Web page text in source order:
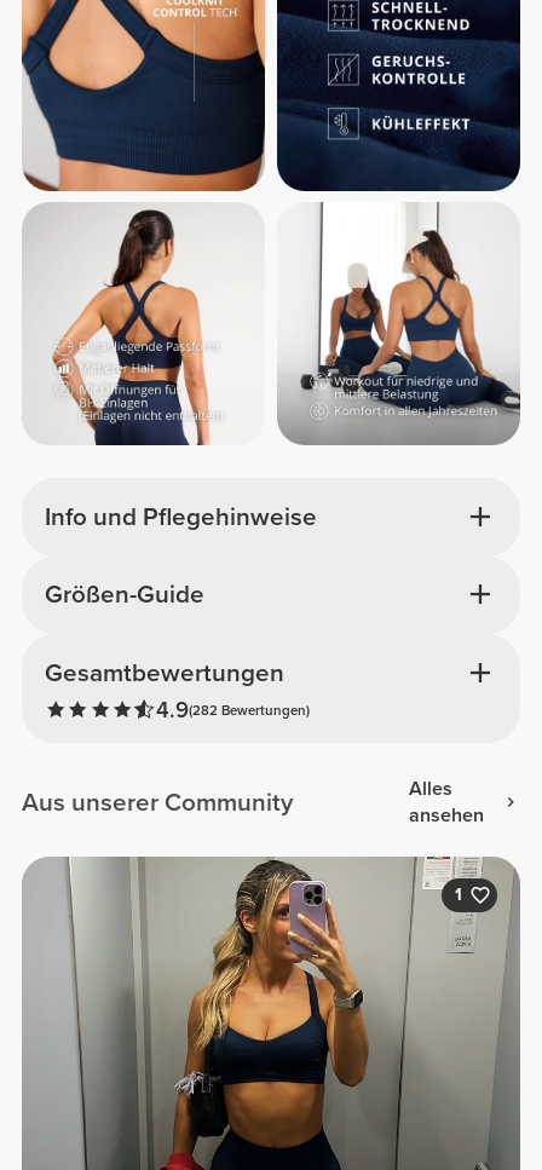
Info und Pflegehinweise
Gesamtbewertungen
4.9(282 Bewertungen)
Größen-Guide
Aus unserer Community
Alles
ansehen
1